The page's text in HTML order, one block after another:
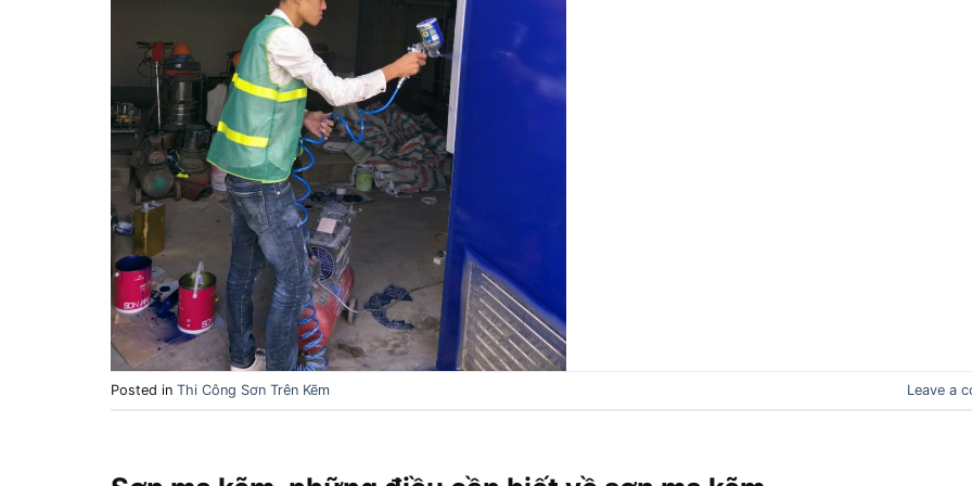
Posted in Thi Công Sơn Trên Kẽm Leave a